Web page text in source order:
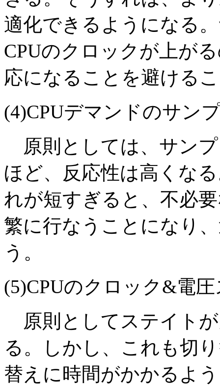
適化できるようになる
CPUのクロックが上が
応になることを避ける
(4)CPUデマンドのサン
原則としては、サン
ほど、反応性は高くな
れが短すぎると、不必
繁に行なうことになり
う。
(5)CPUのクロック&電
原則としてステイト
る。しかし、これも切
替えに時間がかかるよ